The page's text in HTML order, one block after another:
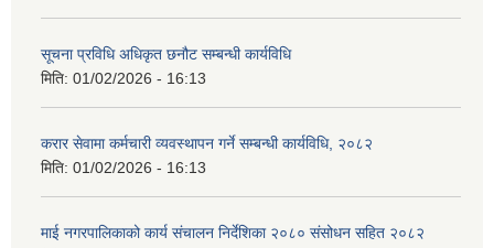
सूचना प्रविधि अधिकृत छनौट सम्बन्धी कार्यविधि
मिति: 01/02/2026 - 16:13
करार सेवामा कर्मचारी व्यवस्थापन गर्ने सम्बन्धी कार्यविधि, २०८२
मिति: 01/02/2026 - 16:13
माई नगरपालिकाको कार्य संचालन निर्देशिका २०८० संसोधन सहित २०८२